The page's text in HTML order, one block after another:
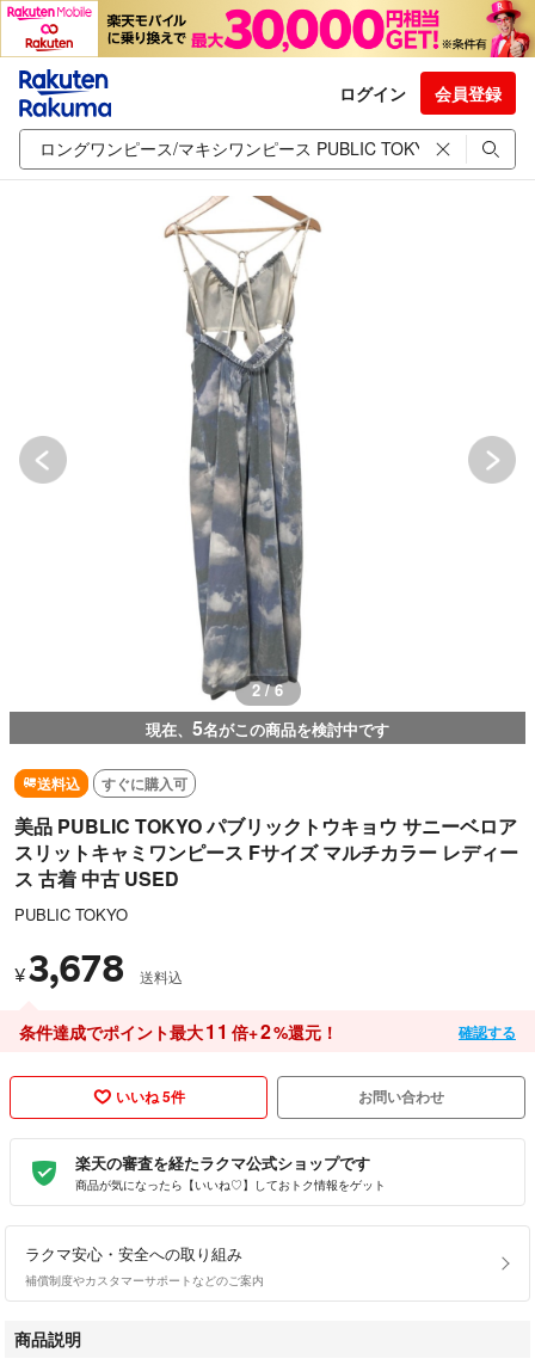
ログイン 会員登録
2 / 6
現在、 5名がこの商品を検討中です
送料込 すぐに購入可
美品 PUBLIC TOKYO パブリックトウキョウ サニーベロア
スリットキャミワンピース Fサイズ マルチカラー レディー
ス 古着 中古 USED
PUBLIC TOKYO
¥3,678 送料込
条件達成でポイント最大11 倍+2%還元！ 確認する
いいね 5件 お問い合わせ
楽天の審査を経たラクマ公式ショップです
商品が気になったら【いいね♡】しておトク情報をゲット
ラクマ安心・安全への取り組み
補償制度やカスタマーサポートなどのご案内
商品説明